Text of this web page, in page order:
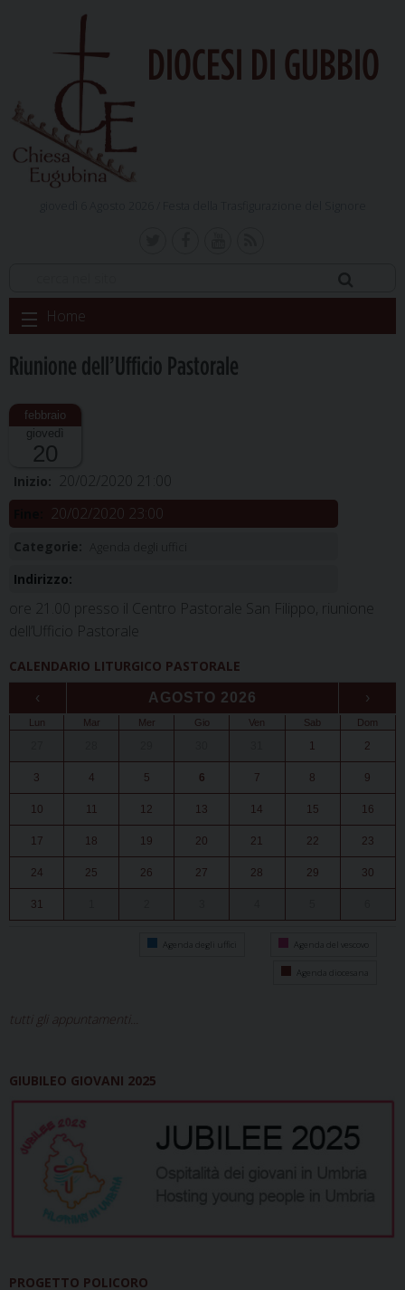
DIOCESI DI GUBBIO
Skip
to
Home
Riunione dell’Ufficio Pastorale
giovedì
20
Inizio: 20/02/2020 21:00
20/02/2020 23:00
Categorie:
Indirizzo:
ore 21.00 presso il Centro Pastorale San Filippo, riunione
dell’Ufficio Pastorale
CALENDARIO LITURGICO PASTORALE
‹ AGOSTO 2026 ›
Lun Mar Mer Gio Ven Sab Dom
1 2
3 4 5 6 7 8 9
10 11 12 13 14 15 16
17 18 19 20 21 22 23
24 25 26 27 28 29 30
31
Agenda degli uffici Agenda del vescovo
Agenda diocesana
tutti gli appuntamenti...
GIUBILEO GIOVANI 2025
PROGETTO POLICORO